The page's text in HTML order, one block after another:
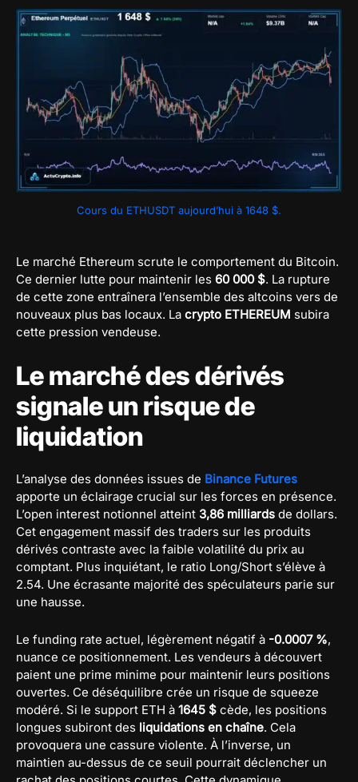
Cours du ETHUSDT aujourd’hui à 1648 $.
Le marché Ethereum scrute le comportement du Bitcoin.
Ce dernier lutte pour maintenir les 60 000 $. La rupture
de cette zone entraînera l’ensemble des altcoins vers de
nouveaux plus bas locaux. La crypto ETHEREUM subira
cette pression vendeuse.
Le marché des dérivés
signale un risque de
liquidation
L’analyse des données issues de Binance Futures
apporte un éclairage crucial sur les forces en présence.
L’open interest notionnel atteint 3,86 milliards de dollars.
Cet engagement massif des traders sur les produits
dérivés contraste avec la faible volatilité du prix au
comptant. Plus inquiétant, le ratio Long/Short s’élève à
2.54. Une écrasante majorité des spéculateurs parie sur
une hausse.
Le funding rate actuel, légèrement négatif à -0.0007 %,
nuance ce positionnement. Les vendeurs à découvert
paient une prime minime pour maintenir leurs positions
ouvertes. Ce déséquilibre crée un risque de squeeze
modéré. Si le support ETH à 1645 $ cède, les positions
longues subiront des liquidations en chaîne. Cela
provoquera une cassure violente. À l’inverse, un
maintien au-dessus de ce seuil pourrait déclencher un